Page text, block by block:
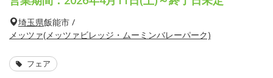
埼玉県飯能市 /
メッツァ(メッツァビレッジ・ムーミンバレーパーク)
フェア